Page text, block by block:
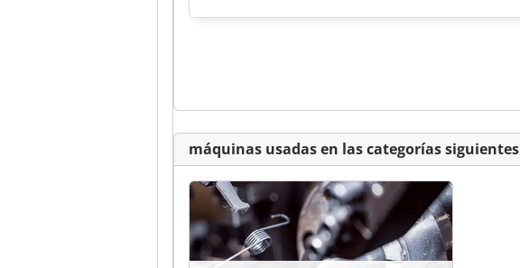
máquinas usadas en las categorías siguientes